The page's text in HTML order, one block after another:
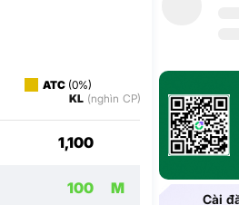
ATC (0%)
KL (nghìn CP)
1,100
100 M
Cài